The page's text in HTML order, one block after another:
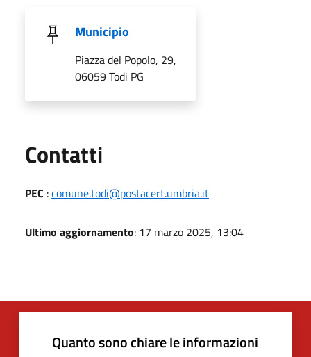
Municipio
Piazza del Popolo, 29,
06059 Todi PG
Contatti
PEC :comune.todi@postacert.umbria.it
Ultimo aggiornamento: 17 marzo 2025, 13:04
Quanto sono chiare le informazioni